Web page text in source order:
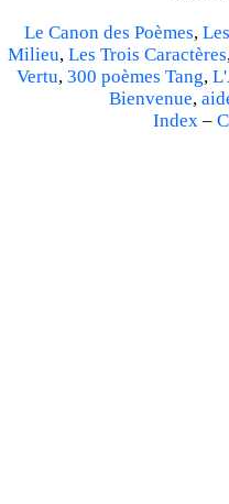
Le Canon des Poèmes,
Milieu, Les Trois Caractères
Vertu, 300 poèmes Tang,
Bienvenue,
Index–